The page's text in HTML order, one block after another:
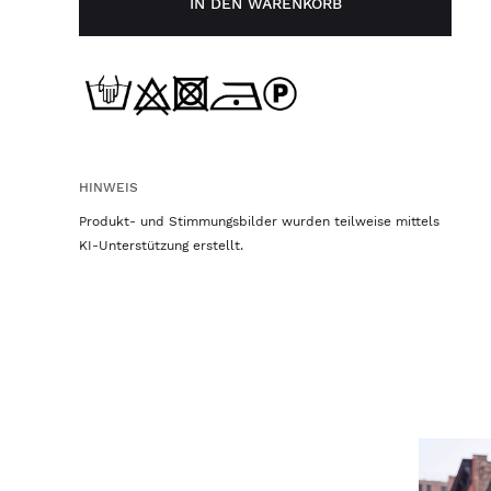
HINWEIS
Produkt- und Stimmungsbilder wurden teilweise mittels
KI-Unterstützung erstellt.